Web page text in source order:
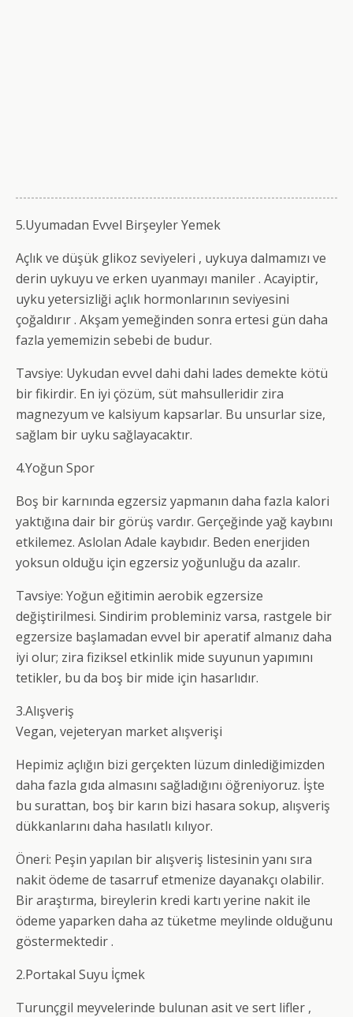
5.Uyumadan Evvel Birşeyler Yemek
Açlık ve düşük glikoz seviyeleri , uykuya dalmamızı ve
derin uykuyu ve erken uyanmayı maniler . Acayiptir,
uyku yetersizliği açlık hormonlarının seviyesini
çoğaldırır . Akşam yemeğinden sonra ertesi gün daha
fazla yememizin sebebi de budur.
Tavsiye: Uykudan evvel dahi dahi lades demekte kötü
bir fikirdir. En iyi çözüm, süt mahsulleridir zira
magnezyum ve kalsiyum kapsarlar. Bu unsurlar size,
sağlam bir uyku sağlayacaktır.
4.Yoğun Spor
Boş bir karnında egzersiz yapmanın daha fazla kalori
yaktığına dair bir görüş vardır. Gerçeğinde yağ kaybını
etkilemez. Aslolan Adale kaybıdır. Beden enerjiden
yoksun olduğu için egzersiz yoğunluğu da azalır.
Tavsiye: Yoğun eğitimin aerobik egzersize
değiştirilmesi. Sindirim probleminiz varsa, rastgele bir
egzersize başlamadan evvel bir aperatif almanız daha
iyi olur; zira fiziksel etkinlik mide suyunun yapımını
tetikler, bu da boş bir mide için hasarlıdır.
3.Alışveriş
Vegan, vejeteryan market alışverişi
Hepimiz açlığın bizi gerçekten lüzum dinlediğimizden
daha fazla gıda almasını sağladığını öğreniyoruz. İşte
bu surattan, boş bir karın bizi hasara sokup, alışveriş
dükkanlarını daha hasılatlı kılıyor.
Öneri: Peşin yapılan bir alışveriş listesinin yanı sıra
nakit ödeme de tasarruf etmenize dayanakçı olabilir.
Bir araştırma, bireylerin kredi kartı yerine nakit ile
ödeme yaparken daha az tüketme meylinde olduğunu
göstermektedir .
2.Portakal Suyu İçmek
Turunçgil meyvelerinde bulunan asit ve sert lifler ,